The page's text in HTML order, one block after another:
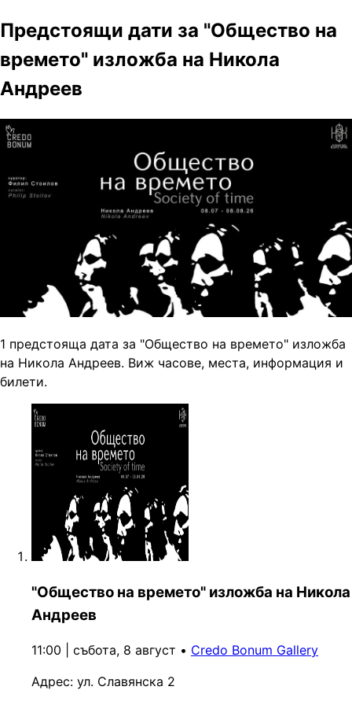
Предстоящи дати за "Общество на
времето" изложба на Никола
Андреев
1 предстояща дата за "Общество на времето" изложба
на Никола Андреев. Виж часове, места, информация и
билети.
"Общество на времето" изложба на Никола
Андреев
11:00 | събота, 8 август • Credo Bonum Gallery
Адрес: ул. Славянска 2